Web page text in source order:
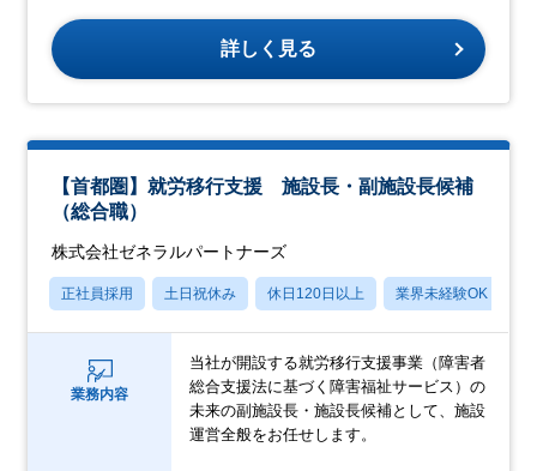
詳しく見る
【首都圏】就労移行支援 施設長・副施設長候補
（総合職）
株式会社ゼネラルパートナーズ
正社員採用 土日祝休み 休日120日以上 業界未経験OK
業務内容
当社が開設する就労移行支援事業（障害者
総合支援法に基づく障害福祉サービス）の
未来の副施設長・施設長候補として、施設
運営全般をお任せします。